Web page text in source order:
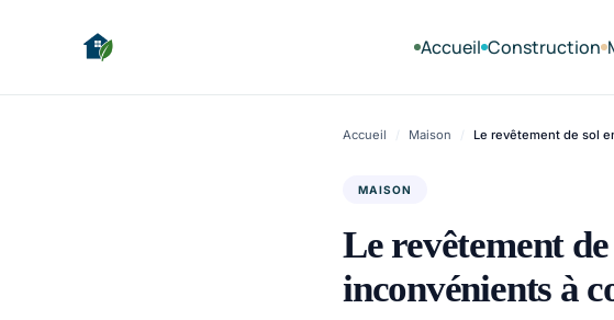
Accueil Construction
Accueil / Maison / Le revêtement de sol
MAISON
Le revêtement
inconvénients à